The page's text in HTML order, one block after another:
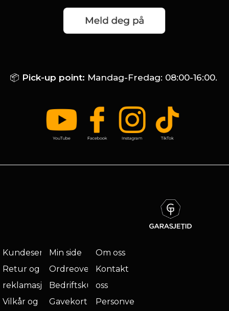
📦 Pick-up point: Mandag-Fredag: 08:00-16:00.
Kundeservice
Retur og
reklamasjon
Vilkår og
Min side
Ordreoversikt
Bedriftskunde
Gavekort
Om oss
Kontakt
oss
Personvern